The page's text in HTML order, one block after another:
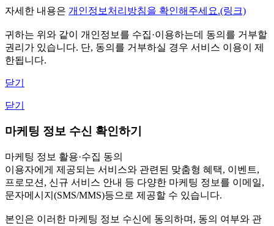
자세한 내용은 개인정보처리방침을 확인해주세요.(링크)
귀하는 위와 같이 개인정보를 수집·이용하는데 동의를 거부할
권리가 있습니다. 단, 동의를 거부하실 경우 서비스 이용이 제
한됩니다.
닫기
닫기
마케팅 정보 수신 확인하기
마케팅 정보 활용·수집 동의
이용자에게 제공되는 서비스와 관련된 맞춤형 혜택, 이벤트,
프로모션, 신규 서비스 안내 등 다양한 마케팅 정보를 이메일,
문자메시지(SMS/MMS)등으로 제공할 수 있습니다.
본인은 이러한 마케팅 정보 수신에 동의하며, 동의 여부와 관